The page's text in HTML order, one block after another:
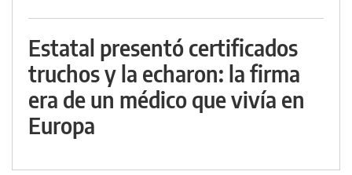
Estatal presentó certificados
truchos y la echaron: la firma
era de un médico que vivía en
Europa